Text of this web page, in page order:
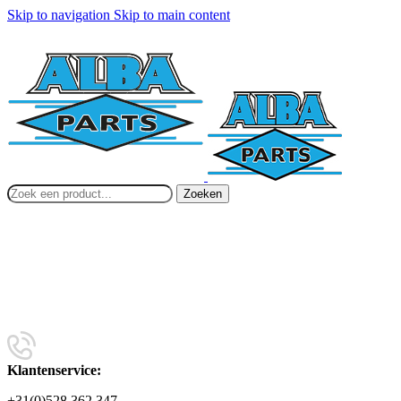
Skip to navigation Skip to main content
Zoeken
Klantenservice: